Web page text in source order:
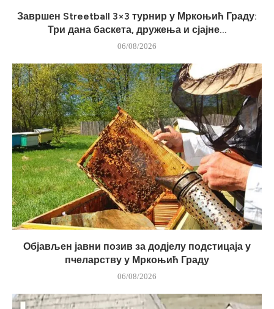
Завршен Streetball 3×3 турнир у Мркоњић Граду:
Три дана баскета, дружења и сјајне...
06/08/2026
Објављен јавни позив за додјелу подстицаја у
пчеларству у Мркоњић Граду
06/08/2026